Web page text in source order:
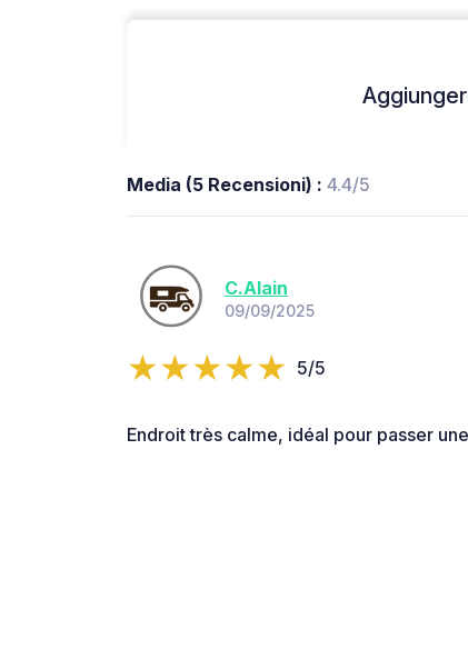
Media (5 Recensioni) : 4.4/5
C.Alain
09/09/2025
5/5
Endroit très calme, idéal pour passer